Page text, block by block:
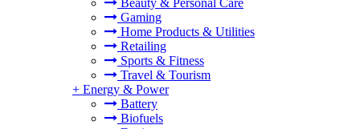
Beauty & Personal Care
Gaming
Home Products & Utilities
Retailing
Sports & Fitness
Travel & Tourism
+ Energy & Power
Battery
Biofuels